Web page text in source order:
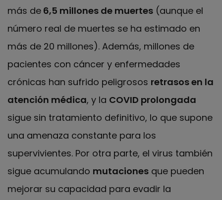
más de 6,5 millones de muertes (aunque el
número real de muertes se ha estimado en
más de 20 millones). Además, millones de
pacientes con cáncer y enfermedades
crónicas han sufrido peligrosos retrasos en la
atención médica, y la COVID prolongada
sigue sin tratamiento definitivo, lo que supone
una amenaza constante para los
supervivientes. Por otra parte, el virus también
sigue acumulando mutaciones que pueden
mejorar su capacidad para evadir la